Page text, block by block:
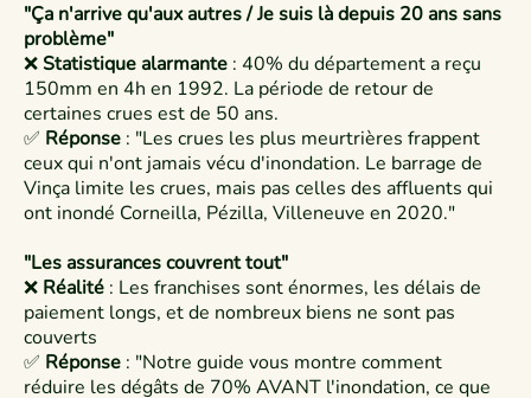
"Ça n'arrive qu'aux autres / Je suis là depuis 20 ans sans
problème"
❌ Statistique alarmante : 40% du département a reçu
150mm en 4h en 1992. La période de retour de
certaines crues est de 50 ans.​
✅ Réponse : "Les crues les plus meurtrières frappent
ceux qui n'ont jamais vécu d'inondation. Le barrage de
Vinça limite les crues, mais pas celles des affluents qui
ont inondé Corneilla, Pézilla, Villeneuve en 2020."​
"Les assurances couvrent tout"
❌ Réalité : Les franchises sont énormes, les délais de
paiement longs, et de nombreux biens ne sont pas
couverts
✅ Réponse : "Notre guide vous montre comment
réduire les dégâts de 70% AVANT l'inondation, ce que